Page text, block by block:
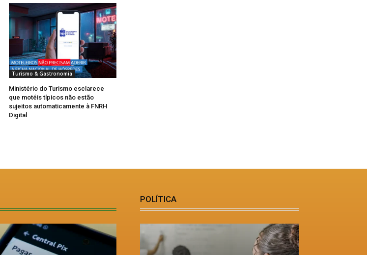
Turismo & Gastronomia
Ministério do Turismo esclarece
que motéis típicos não estão
sujeitos automaticamente à FNRH
Digital
POLÍTICA